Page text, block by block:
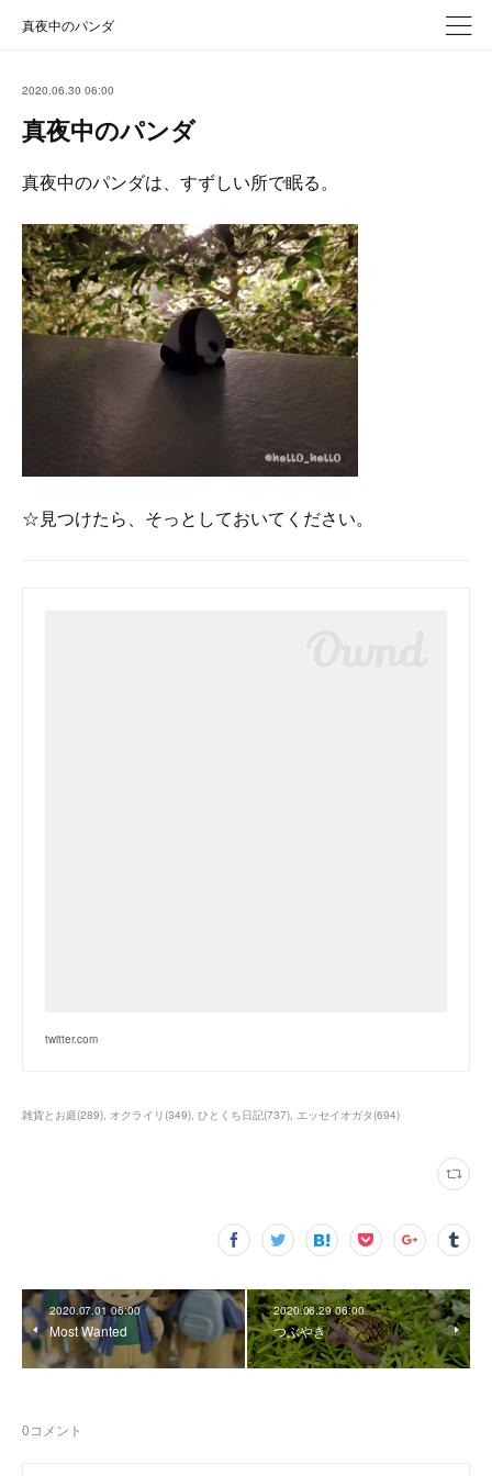
真夜中のパンダ
2020.06.30 06:00
真夜中のパンダ
真夜中のパンダは、すずしい所で眠る。
☆見つけたら、そっとしておいてください。
twitter.com
雑貨とお庭(289) オクライリ(349) ひとくち日記(737) エッセイオガタ(694)
2020.07.01 06:00
Most Wanted
2020.06.29 06:00
つぶやき
0コメント